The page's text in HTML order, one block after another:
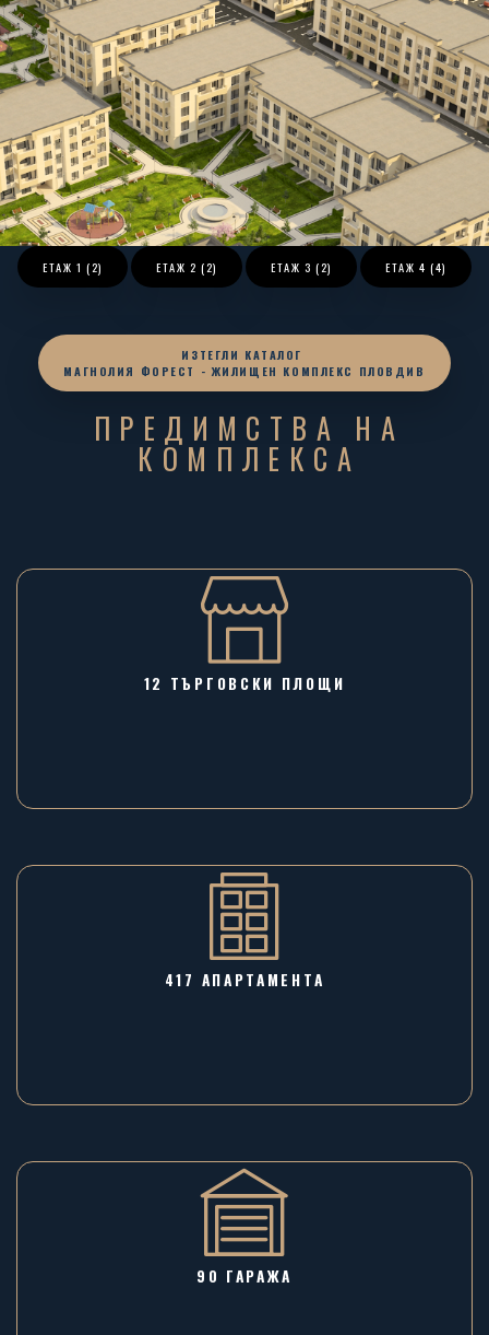
ЕТАЖ1 (2) ЕТАЖ 2 (2) ЕТАЖ 3 (2) ЕТАЖ 4 (4)
ИЗТЕГЛИ КАТАЛОГ
МАГНОЛИЯ ФОРЕСТ - ЖИЛИЩЕН КОМПЛЕКС ПЛОВДИВ
ПРЕДИМСТВА НА
КОМПЛЕКСА
12 ТЪРГОВСКИ ПЛОЩИ
417 АПАРТАМЕНТА
90 ГАРАЖA